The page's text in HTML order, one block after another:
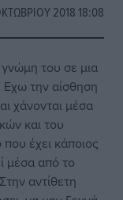
2018 18:08
του σε μια
Εχω την αίσθηση
χάνονται μέσα
και του
έχει κάποιος
μέσα από το
αντίθετη